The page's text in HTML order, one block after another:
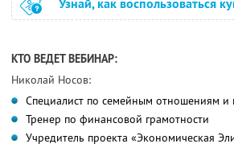
Узнай, как воспользоваться
КТО ВЕДЕТ ВЕБИНАР:
Николай Носов:
Специалист по семейным отношениям и
Тренер по финансовой грамотности
Учредитель проекта «Экономическая